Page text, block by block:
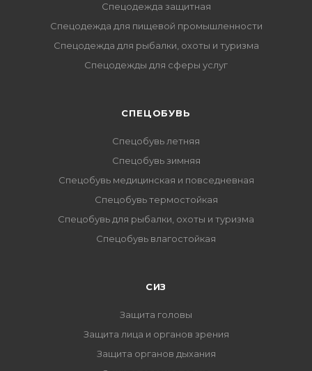
Спецодежда защитная
Спецодежда для пищевой промышленности
Спецодежда для рыбалки, охоты и туризма
Спецодежды для сферы услуг
CПЕЦОБУВЬ
Спецобувь летняя
Спецобувь зимняя
Спецобувь медицинская и повседневная
Спецобувь термостойкая
Спецобувь для рыбалки, охоты и туризма
Спецобувь влагостойкая
СИЗ
Защита головы
Защита лица и органов зрения
Защита органов дыхания